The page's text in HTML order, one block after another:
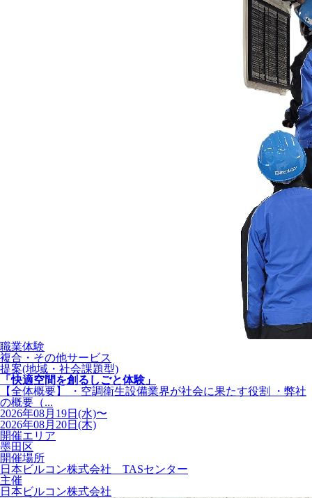
職業体験
複合・その他サービス
提案(地域・社会課題型)
「快適空間を創るしごと体験」
【全体概要】 ・空調衛生設備業界が社会に果たす役割 ・弊社
の概要（...
2026年08月19日(水)〜
2026年08月20日(木)
開催エリア
墨田区
開催場所
日本ビルコン株式会社 TASセンター
主催
日本ビルコン株式会社